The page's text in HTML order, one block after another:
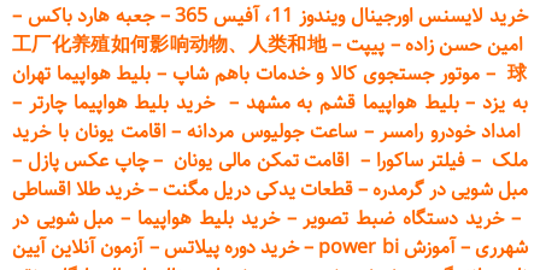
خرید لایسنس اورجینال ویندوز 11، آفیس 365
–جعبه هارد باکس –
امین حسن زاده– پیپت–
工厂化养殖如何影响动物、人类和地
球
– موتور جستجوی کالا و خدمات باهم شاپ– بلیط هواپیما تهران
به یزد–بلیط هواپیما قشم به مشهد –خرید بلیط هواپیما چارتر –
امداد خودرو رامسر– ساعت جولیوس مردانه–اقامت یونان با خرید
ملک – فیلتر ساکورا – اقامت تمکن مالی یونان –چاپ عکس پازل –
مبل شویی در گرمدره–قطعاتیدکی دریل مگنت–خرید طلا اقساطی
–خرید دستگاه ضبط تصویر–خرید بلیط هواپیما –مبل شویی در
شهرری–آموزش power bi –خرید دورهپیلاتس–آزمون آنلاین آیین